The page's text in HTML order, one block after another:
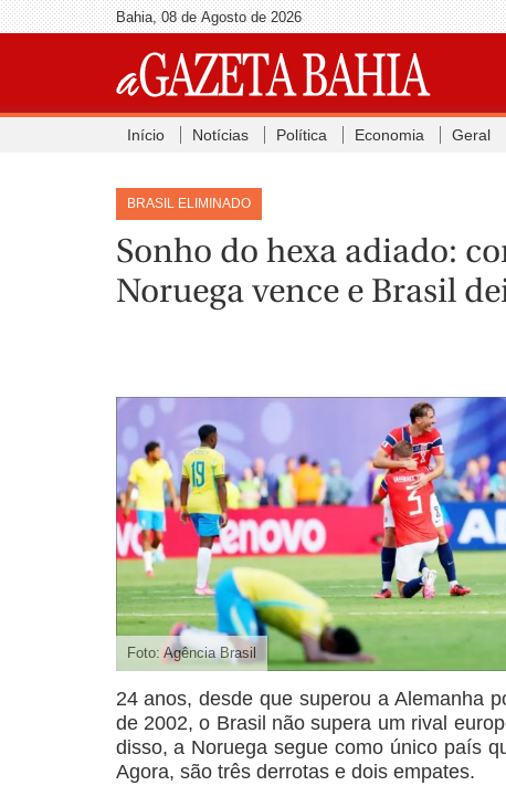
Bahia, 08 de Agosto de 2026
Início Notícias Política Economia Geral
BRASIL ELIMINADO
Sonho do hexa adiado:
Noruega vence e Brasil
Foto: Agência Brasil
24 anos, desde que superou a Alemanha
de 2002, o Brasil não supera um rival
disso, a Noruega segue como único país
Agora, são três derrotas e dois empates.